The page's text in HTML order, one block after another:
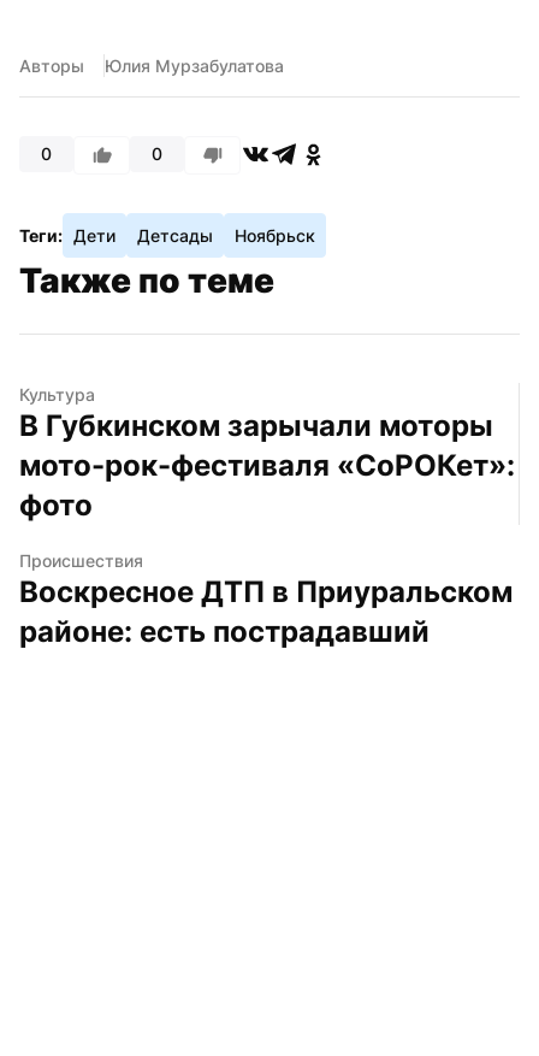
Авторы Юлия Мурзабулатова
0 0
Теги: Дети Детсады Ноябрьск
Также по теме
Культура
В Губкинском зарычали моторы
мото-рок-фестиваля «СоРОКет»:
фото
Происшествия
Воскресное ДТП в Приуральском
районе: есть пострадавший